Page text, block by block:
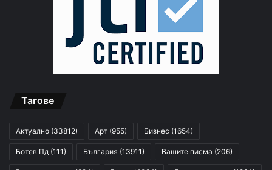
Тагове
Актуално (33812) Арт (955) Бизнес (1654)
Ботев Пд (111) България (13911) Вашите писма (206)